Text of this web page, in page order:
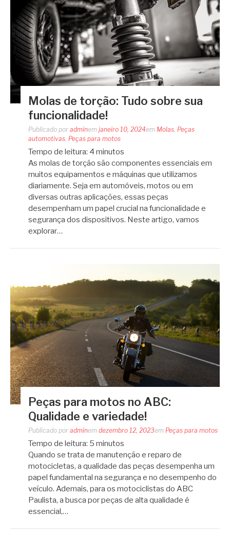
Molas de torção: Tudo sobre sua
funcionalidade!
Publicado por adminem janeiro 10, 2024em Molas Peças
automotivas Peças para motos
Tempo de leitura: 4 minutos
As molas de torção são componentes essenciais em
muitos equipamentos e máquinas que utilizamos
diariamente. Seja em automóveis, motos ou em
diversas outras aplicações, essas peças
desempenham um papel crucial na funcionalidade e
segurança dos dispositivos. Neste artigo, vamos
explorar…
Peças para motos no ABC:
Qualidade e variedade!
Publicado por adminem dezembro 12, 2023em Peças para motos
Tempo de leitura: 5 minutos
Quando se trata de manutenção e reparo de
motocicletas, a qualidade das peças desempenha um
papel fundamental na segurança e no desempenho do
veículo. Ademais, para os motociclistas do ABC
Paulista, a busca por peças de alta qualidade é
essencial,…